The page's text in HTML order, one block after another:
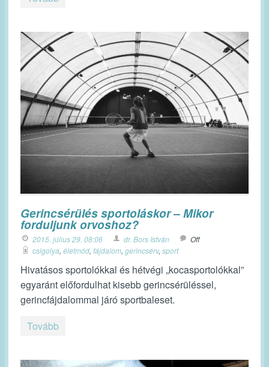
Gerincsérülés sportoláskor – Mikor
forduljunk orvoshoz?
2015. július 29. 08:06 dr. Bors István
Off
csigolya, életmód, fájdalom, gerincsérv, sport
Hivatásos sportolókkal és hétvégi „kocasportolókkal”
egyaránt előfordulhat kisebb gerincsérüléssel,
gerincfájdalommal járó sportbaleset.
Tovább